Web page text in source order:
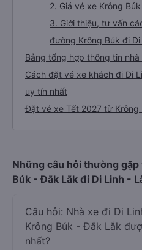
2. Giá vé xe Krông
3. Giới thiệu, tư vấn
đường Krông Búk đi Di
Bảng tổng hợp thông tin
Cách đặt vé xe khách đi Di
uy tín nhất
Đặt vé xe Tết 2027 từ Krông
Những câu hỏi thường
Búk - Đắk Lắk đi Di Linh -
Câu hỏi: Nhà xe đi Di
Krông Búk - Đắk Lắk
nhất?